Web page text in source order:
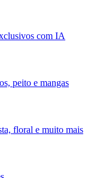
com IA
peito e mangas
floral e muito mais